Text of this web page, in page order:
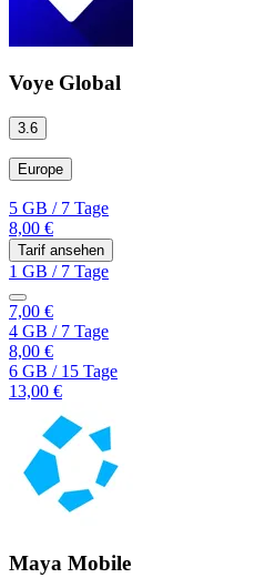
Voye Global
3.6
Europe
5 GB /7 Tage
8,00 €
Tarif ansehen
1 GB /7 Tage
7,00 €
4 GB /7 Tage
8,00 €
6 GB /15 Tage
13,00 €
Maya Mobile